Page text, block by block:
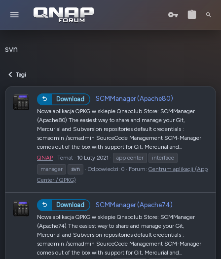
svn
Tagi
Download SCMManager (Apache80)
Nowa aplikacja QPKG w sklepie Qnapclub Store: SCMManager
(Apache80) The easiest way to share and manage your Git,
Mercurial and Subversion repositories default credentials :
scmadmin /scmadmin SourceCode Management SCM-Manager
comes out of the box with support for Git, Mercurial and...
QNAP
Temat 10 Luty 2021 app center
interface
manager
svn Odpowiedzi: 0 Forum: Centrum aplikacji (App
Center / QPKG)
Download SCMManager (Apache74)
Nowa aplikacja QPKG w sklepie Qnapclub Store: SCMManager
(Apache74) The easiest way to share and manage your Git,
Mercurial and Subversion repositories default credentials :
scmadmin /scmadmin SourceCode Management SCM-Manager
comes out of the box with support for Git, Mercurial and...